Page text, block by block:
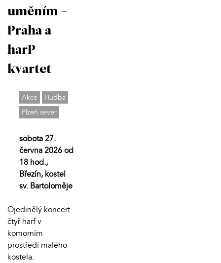
uměním -
Praha a
harP
kvartet
Akce
Hudba
Plzeň sever
sobota 27.
června 2026 od
18 hod.,
Březín, kostel
sv. Bartoloměje
Ojedinělý koncert
čtyř harf v
komorním
prostředí malého
kostela.